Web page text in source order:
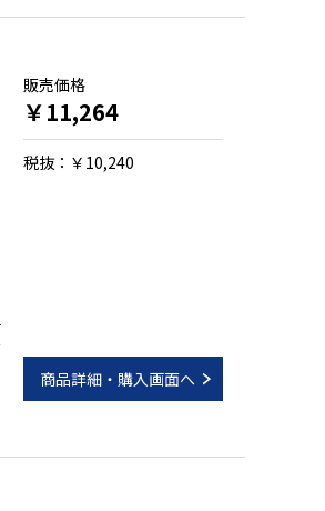
販売価格
￥11,264
税抜：￥10,240
商品詳細・購入画面へ